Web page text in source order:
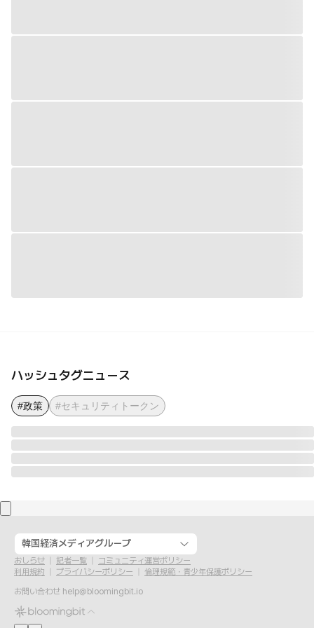
ハッシュタグニュース
#政策 #セキュリティトークン
韓国経済メディアグループ
おしらせ 記者一覧
コミュニティ運営ポリシー
利用規約
プライバシーポリシー
倫理規範・青少年保護ポリシー
お問い合わせ help@bloomingbit.io